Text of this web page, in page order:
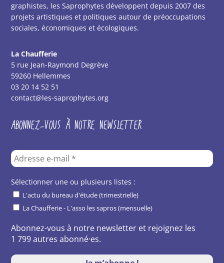
graphistes, les Saprophytes développent depuis 2007 des
projets artistiques et politiques autour de préoccupations
sociales, économiques et écologiques.
La Chaufferie
5 rue Jean-Raymond Degrève
59260 Hellemmes
03 20 14 52 51
contact@les-saprophytes.org
ABONNEZ-VOUS À NOTRE NEWSLETTER
Sélectionner une ou plusieurs listes :
L'actu du bureau d'étude (trimestrielle)
La Chaufferie - L'asso les sapros (mensuelle)
Abonnez-vous à notre newsletter et rejoignez les
1 799 autres abonné·es.